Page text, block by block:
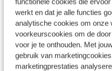
functionele cookies die
werkt en dat je alle functies
analytische cookies om onze
voorkeurscookies om de
voor je te onthouden. Met
gebruik van
marketingprestaties
Afficher